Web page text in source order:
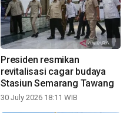
Presiden resmikan
revitalisasi cagar budaya
Stasiun Semarang Tawang
30 July 2026 18:11 WIB